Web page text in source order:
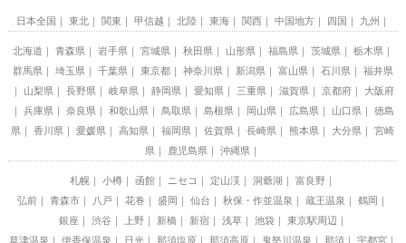
日本全国 東北 関東 甲信越 北陸 東海 関西 中国地方 四国 九州
北海道 青森県 岩手県 宮城県 秋田県 山形県 福島県 茨城県
栃木県
群馬県
埼玉県 千葉県 東京都 神奈川県 新潟県 富山県 石川県
福井県
山梨県
長野県 岐阜県 静岡県 愛知県 三重県 滋賀県 京都府
大阪府
兵庫県
奈良県 和歌山県 鳥取県 島根県 岡山県 広島県 山口県
徳島
県
香川県 愛媛県 高知県 福岡県 佐賀県 長崎県 熊本県 大分県
宮崎
県
鹿児島県 沖縄県
札幌 小樽 函館 ニセコ 定山渓 洞爺湖
富良野
弘前
青森市 八戸 花巻 盛岡 仙台 秋保・作並温泉 蔵王温泉
鶴岡
銀座
渋谷 上野 新橋 新宿 浅草 池袋
東京駅周辺
草津温泉
伊香保温泉 日光 那須塩原 那須高原 鬼怒川温泉 那須
宇都宮